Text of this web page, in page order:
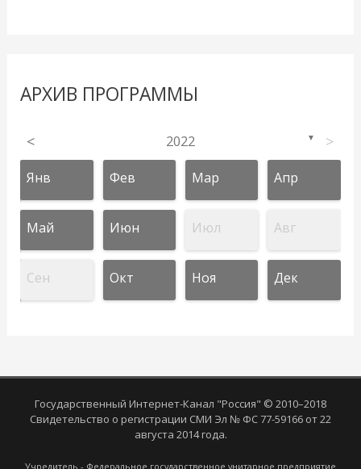
АРХИВ ПРОГРАММЫ
< 2022 ▼ >
Янв Фев Мар Апр
Май Июн Июл Авг
Сен Окт Ноя Дек
Государственный Интернет-Канал "Россия" © 2010–2018
Свидетельство о регистрации СМИ Эл № ФС 77-59166 от 22
августа 2014 года.
Учредитель - Федеральное государственное унитарное предприятие